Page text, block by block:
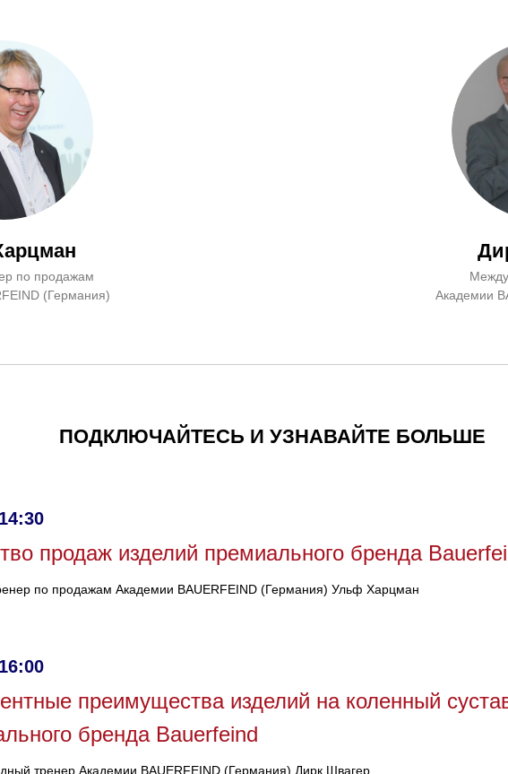
по продажам
(Германия)
Академии
ПОДКЛЮЧАЙТЕСЬ И УЗНАВАЙТЕ БОЛЬШЕ
продаж изделий премиального бренда
по продажам Академии BAUERFEIND (Германия) Ульф Харцман
преимущества изделий на коленный
бренда Bauerfeind
тренер Академии BAUERFEIND (Германия) Дирк Швагер